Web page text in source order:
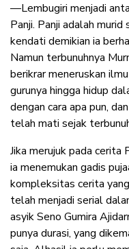
—Lembugiri menjadi
Panji. Panji adalah
kendati demikian ia
Namun terbunuhnya
berikrar meneruskan
gurunya hingga hidup
dengan cara apa pun,
telah mati sejak
Jika merujuk pada cerita
ia menemukan gadis
kompleksitas cerita
telah menjadi serial
asyik Seno Gumira
punya durasi, yang